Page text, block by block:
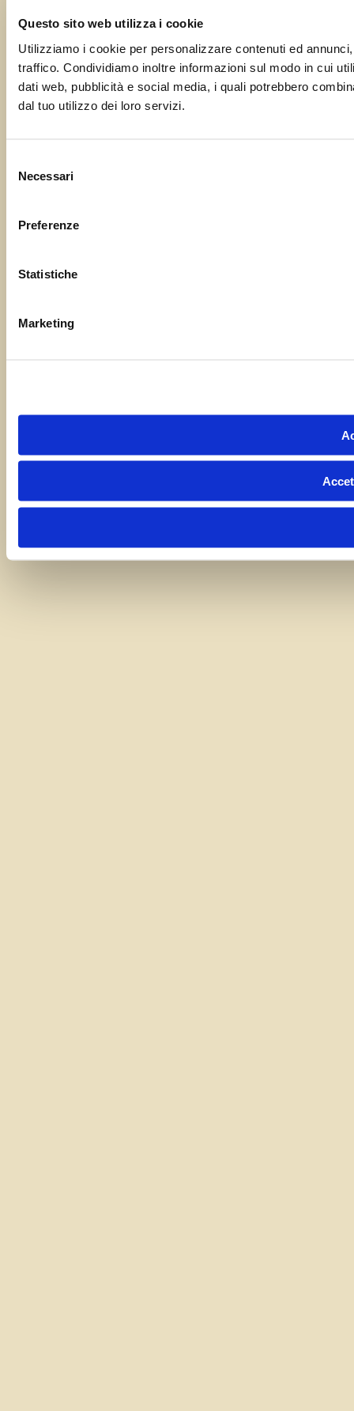
Questo sito web utilizza i cookie
Utilizziamo i cookie per personalizzare contenuti ed
traffico. Condividiamo inoltre informazioni sul modo in cui
dati web, pubblicità e social media, i quali potrebbero
dal tuo utilizzo dei loro servizi.
delNecessari
Preferenze
Statistiche
Marketing